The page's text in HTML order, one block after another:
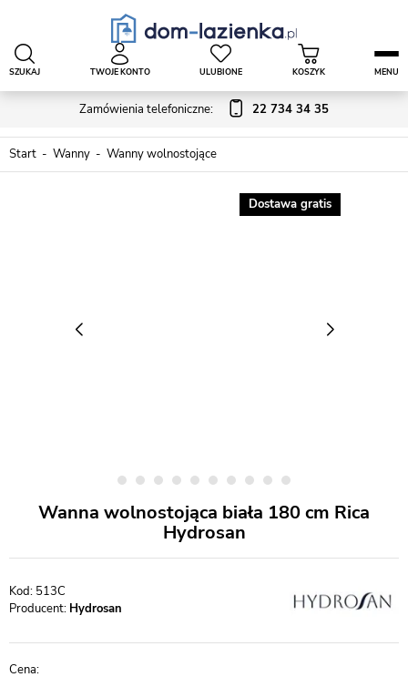
Zamówienia telefoniczne: 22 734 34 35
SZUKAJ TWOJE KONTO ULUBIONE KOSZYK MENU
Start Wanny Wanny wolnostojące
Dostawa gratis
Wanna wolnostojąca biała 180 cm Rica
Hydrosan
513C
Producent: Hydrosan